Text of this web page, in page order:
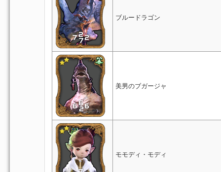
ブルードラゴン
美男のブガージャ
モモディ・モディ